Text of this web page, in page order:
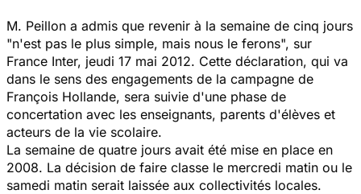
M. Peillon a admis que revenir à la semaine de cinq jours
"n'est pas le plus simple, mais nous le ferons", sur
France Inter, jeudi 17 mai 2012. Cette déclaration, qui va
dans le sens des engagements de la campagne de
François Hollande, sera suivie d'une phase de
concertation avec les enseignants, parents d'élèves et
acteurs de la vie scolaire.
La semaine de quatre jours avait été mise en place en
2008. La décision de faire classe le mercredi matin ou le
samedi matin serait laissée aux collectivités locales.